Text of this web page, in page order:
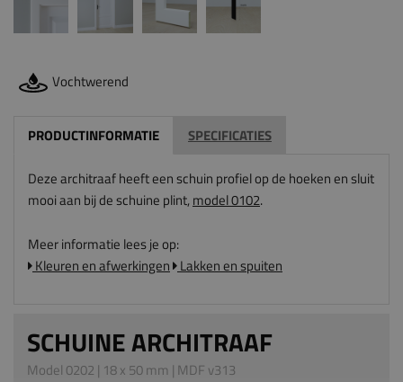
Vochtwerend
PRODUCTINFORMATIE SPECIFICATIES
Deze architraaf heeft een schuin profiel op de hoeken en sluit
mooi aan bij de schuine plint,model 0102.
Meer informatie lees je op:
Kleuren en afwerkingen Lakken en spuiten
SCHUINE ARCHITRAAF
Model 0202 | 18 x 50 mm | MDF v313